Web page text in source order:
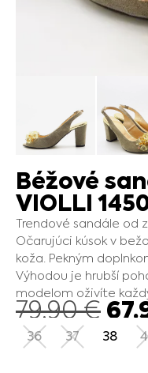
Béžové
VIOLLI
Trendové sandále od
Očarujúci kúsok v
koža. Pekným
Výhodou je hrubší
modelom oživíte
79.90€
36 37 38